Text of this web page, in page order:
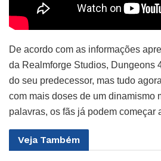
De acordo com as informações
da Realmforge Studios, Dungeons
do seu predecessor, mas tudo
com mais doses de um dinamismo
palavras, os fãs já podem começar
Veja Também